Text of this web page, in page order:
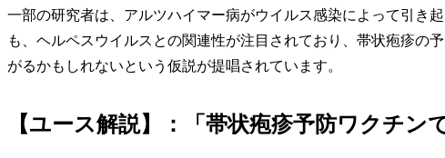
一部の研究者は、アルツハイマー病がウイルス感染によって引き
も、ヘルペスウイルスとの関連性が注目されており、帯状疱疹の
がるかもしれないという仮説が提唱されています。
【ユース解説】：「帯状疱疹予防ワクチン